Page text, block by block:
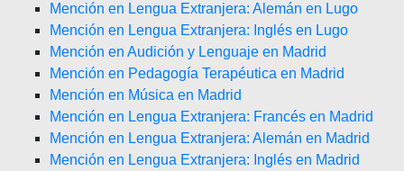
Mención en Lengua Extranjera: Alemán en Lugo
Mención en Lengua Extranjera: Inglés en Lugo
Mención en Audición y Lenguaje en Madrid
Mención en Pedagogía Terapéutica en Madrid
Mención en Música en Madrid
Mención en Lengua Extranjera: Francés en Madrid
Mención en Lengua Extranjera: Alemán en Madrid
Mención en Lengua Extranjera: Inglés en Madrid